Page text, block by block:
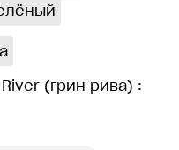
(грин рива) :